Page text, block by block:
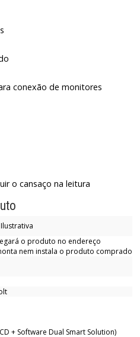
conexão de monitores
o cansaço na leitura
o produto no endereço
nem instala o produto comprado
+ Software Dual Smart Solution)